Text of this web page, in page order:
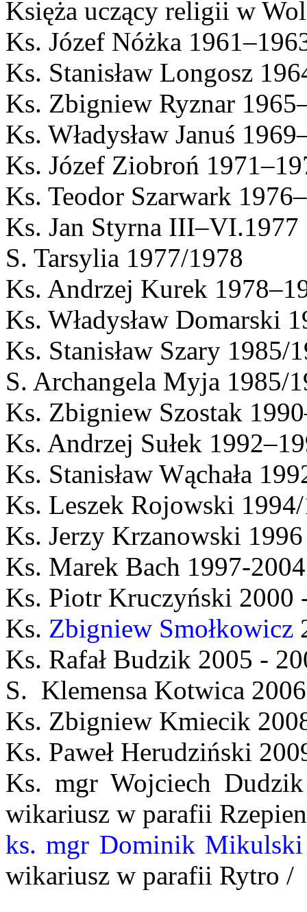
Księża uczący religii w
Ks. Józef Nóżka
Ks. Stanisław Longosz
Ks. Zbigniew Ryznar
Ks. Władysław Januś
Ks. Józef Ziobroń
Ks. Teodor Szarwark
Ks. Jan Styrna III–VI.1977
S. Tarsylia 1977/1978
Ks. Andrzej Kurek
Ks. Władysław Domarski
Ks. Stanisław Szary 1985/
S. Archangela Myja 1985/
Ks. Zbigniew Szostak
Ks. Andrzej Sułek
Ks. Stanisław Wąchała
Ks. Leszek Rojowski
Ks. Jerzy Krzanowski 1996
Ks. Marek Bach 1997-2004
Ks. Piotr Kruczyński 2000
Ks. Zbigniew Smołkowicz
Ks. Rafał Budzik 2005 -
S. Klemensa Kotwica
Ks. Zbigniew Kmiecik
Ks. Paweł Herudziński
Ks. mgr Wojciech
wikariusz w parafii
ks. mgr Dominik Mikulski
wikariusz w parafii Rytro /